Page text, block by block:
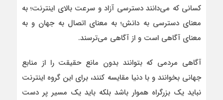
کسانی که می‌دانند دسترسی آزاد و سرعت بالای اینترنت؛ به
معنای دسترسی به دانش؛ به معنای اتصال به جهان و به
معنای آگاهی است و از آگاهی می‌ترسند.
آگاهی مردمی که بتوانند بدون مانع حقیقت را از منابع
جهانی بخوانند و با دنیا مقایسه کنند، برای این گروه‌ اینترنت
نباید یک بزرگراه هموار باشد بلکه باید یک مسیر پر دست‌